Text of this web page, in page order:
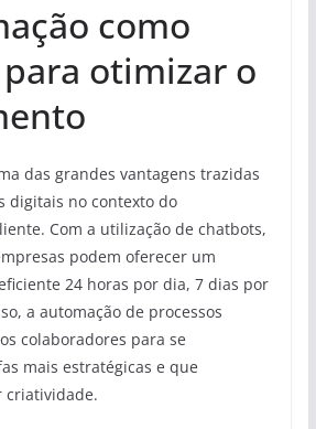
como
otimizar o
das grandes vantagens trazidas
digitais no contexto do
Com a utilização de chatbots,
podem oferecer um
24 horas por dia, 7 dias por
a automação de processos
colaboradores para se
mais estratégicas e que
criatividade.